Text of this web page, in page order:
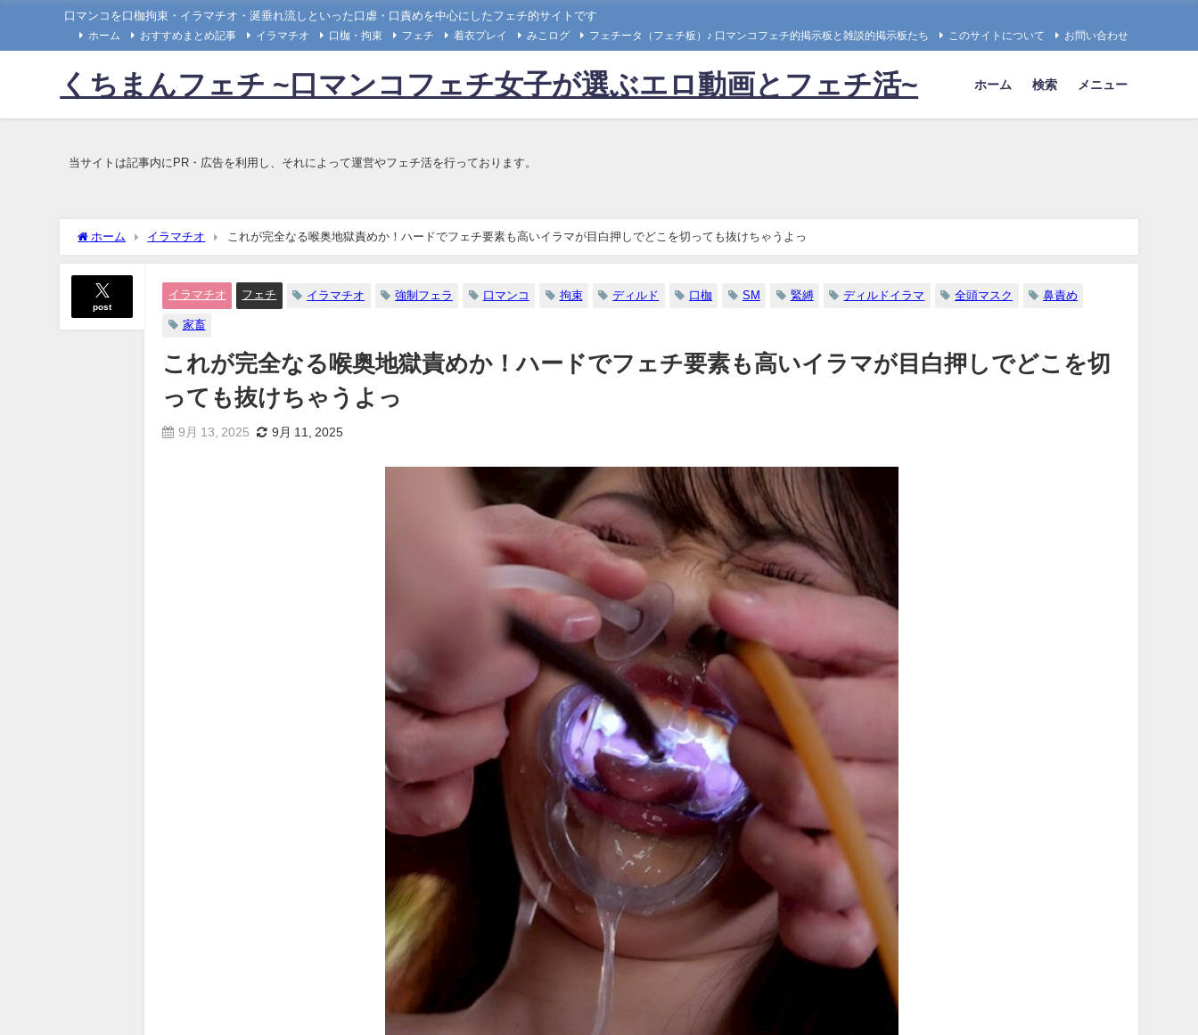
口マンコを口枷拘束・イラマチオ・涎垂れ流しといった口虐・口責めを中心にしたフェチ的サイトです
ホーム おすすめまとめ記事 イラマチオ 口枷・拘束 フェチ 着衣プレイ みこログ フェチータ（フェチ板）♪ 口マンコフェチ的掲示板と雑談的掲示板たち このサイトについて お問い合わせ
くちまんフェチ ~口マンコフェチ女子が選ぶエロ動画とフェチ活~ ホーム 検索 メニュー
当サイトは記事内にPR・広告を利用し、それによって運営やフェチ活を行っております。
ホーム イラマチオ これが完全なる喉奥地獄責めか！ハードでフェチ要素も高いイラマが目白押しでどこを切っても抜けちゃうよっ
post
イラマチオ フェチ イラマチオ 強制フェラ 口マンコ 拘束 ディルド 口枷 SM 緊縛 ディルドイラマ 全頭マスク 鼻責め
家畜
これが完全なる喉奥地獄責めか！ハードでフェチ要素も高いイラマが目白押しでどこを切
っても抜けちゃうよっ
9月 13, 2025 9月 11, 2025